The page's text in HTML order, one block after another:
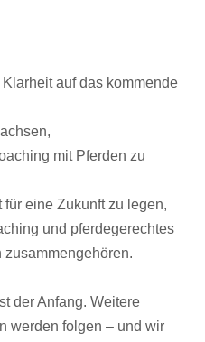
auf das kommende
mit Pferden zu
eine Zukunft zu legen,
und pferdegerechtes
der Anfang. Weitere
werden folgen – und wir